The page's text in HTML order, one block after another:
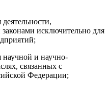
исключительно для
научной и научно-
связанных с
Федерации;